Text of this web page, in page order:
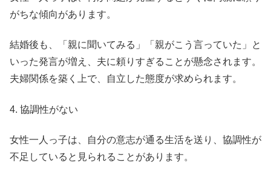
がちな傾向があります。
結婚後も、「親に聞いてみる」「親がこう言っていた」と
いった発言が増え、夫に頼りすぎることが懸念されます。
夫婦関係を築く上で、自立した態度が求められます。
4. 協調性がない
女性一人っ子は、自分の意志が通る生活を送り、協調性が
不足していると見られることがあります。